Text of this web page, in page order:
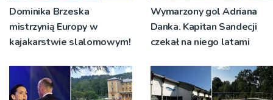
Dominika Brzeska
mistrzynią Europy w
kajakarstwie slalomowym!
Wymarzony gol Adriana
Danka. Kapitan Sandecji
czekał na niego latami